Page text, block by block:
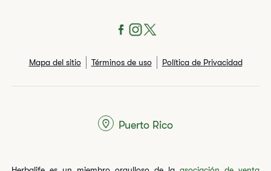
Mapa del sitio Términos de uso Política de Privacidad
Puerto Rico